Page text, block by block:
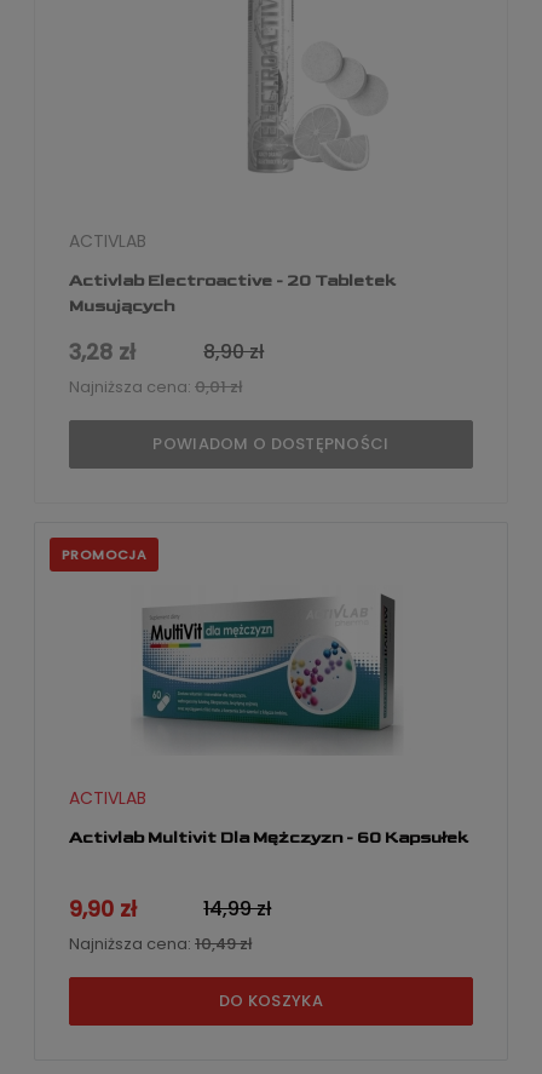
Activlab Electroactive - 20 Tabletek
Musujących
ACTIVLAB
3,28 zł 8,90 zł
Najniższa cena: 0,01 zł
POWIADOM O DOSTĘPNOŚCI
Activlab Multivit Dla Mężczyzn - 60 Kapsułek
ACTIVLAB
9,90 zł 14,99 zł
Najniższa cena: 10,49 zł
DO KOSZYKA
PROMOCJA